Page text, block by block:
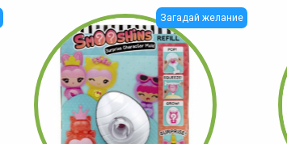
Загадай желание